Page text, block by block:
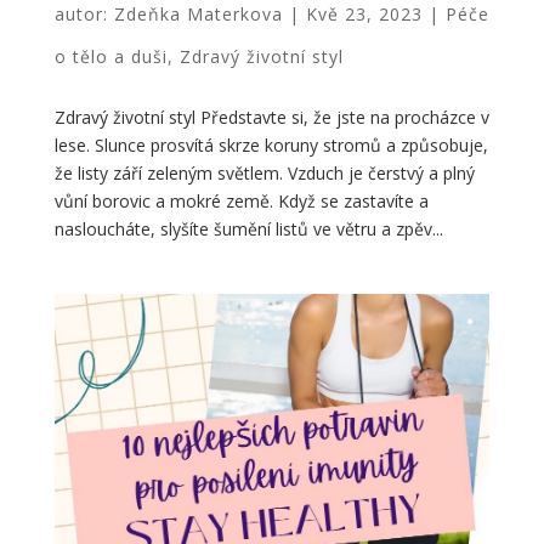
autor: Zdeňka Materkova | Kvě 23, 2023 | Péče
o tělo a duši, Zdravý životní styl
Zdravý životní styl Představte si, že jste na procházce v
lese. Slunce prosvítá skrze koruny stromů a způsobuje,
že listy září zeleným světlem. Vzduch je čerstvý a plný
vůní borovic a mokré země. Když se zastavíte a
nasloucháte, slyšíte šumění listů ve větru a zpěv...